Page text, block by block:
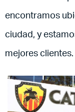
encontramos
ciudad, y
mejores clientes.